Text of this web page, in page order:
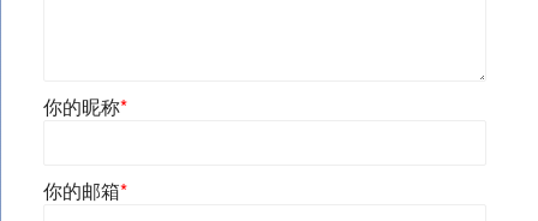
你的昵称*
你的邮箱*